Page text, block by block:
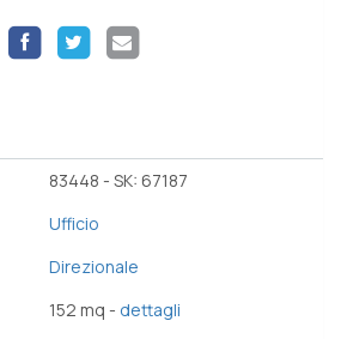
83448 - SK: 67187
Ufficio
Direzionale
152 mq - dettagli